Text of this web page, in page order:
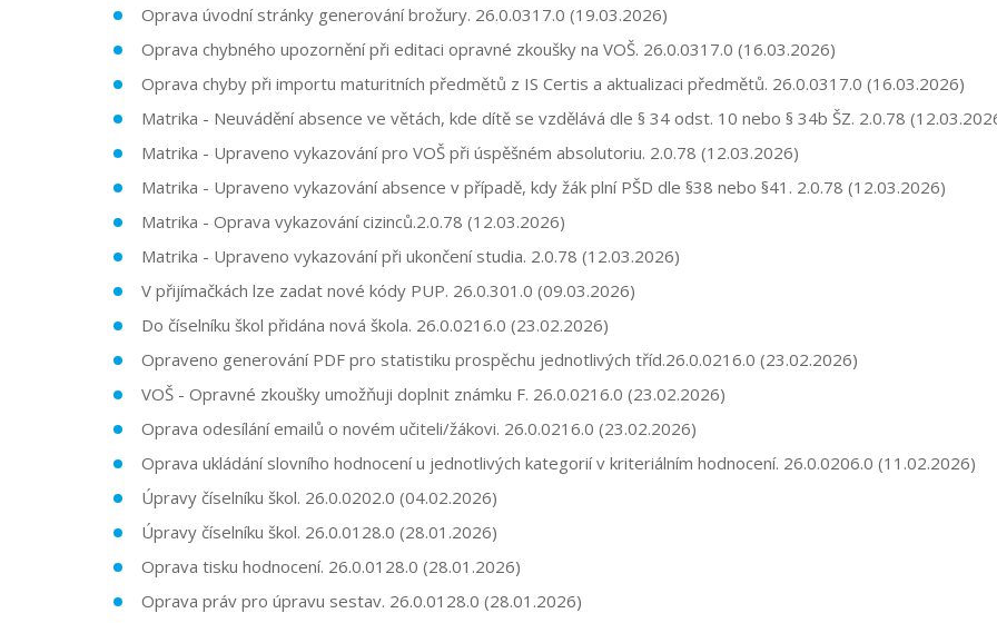
Oprava úvodní stránky generování brožury. 26.0.0317.0 (19.03.2026)
Oprava chybného upozornění při editaci opravné zkoušky na VOŠ. 26.0.0317.0 (16.03.2026)
Oprava chyby při importu maturitních předmětů z IS Certis a aktualizaci předmětů. 26.0.0317.0 (16.03.2026)
Matrika - Neuvádění absence ve větách, kde dítě se vzdělává dle § 34 odst. 10 nebo § 34b ŠZ. 2.0.78
Matrika - Upraveno vykazování pro VOŠ při úspěšném absolutoriu. 2.0.78 (12.03.2026)
Matrika - Upraveno vykazování absence v případě, kdy žák plní PŠD dle §38 nebo §41. 2.0.78 (12.03.2026)
Matrika - Oprava vykazování cizinců.2.0.78 (12.03.2026)
Matrika - Upraveno vykazování při ukončení studia. 2.0.78 (12.03.2026)
V přijímačkách lze zadat nové kódy PUP. 26.0.301.0 (09.03.2026)
Do číselníku škol přidána nová škola. 26.0.0216.0 (23.02.2026)
Opraveno generování PDF pro statistiku prospěchu jednotlivých tříd.26.0.0216.0 (23.02.2026)
VOŠ - Opravné zkoušky umožňuji doplnit známku F. 26.0.0216.0 (23.02.2026)
Oprava odesílání emailů o novém učiteli/žákovi. 26.0.0216.0 (23.02.2026)
Oprava ukládání slovního hodnocení u jednotlivých kategorií v kriteriálním hodnocení. 26.0.0206.0 (11.02.2026)
Úpravy číselníku škol. 26.0.0202.0 (04.02.2026)
Úpravy číselníku škol. 26.0.0128.0 (28.01.2026)
Oprava tisku hodnocení. 26.0.0128.0 (28.01.2026)
Oprava práv pro úpravu sestav. 26.0.0128.0 (28.01.2026)